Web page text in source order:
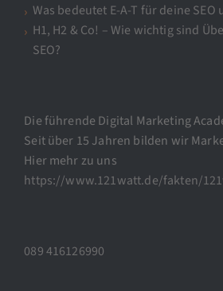
Was bedeutet E-A-T für deine SEO
H1, H2 & Co! – Wie wichtig sind
SEO?
Die führende Digital Marketing
Seit über 15 Jahren bilden wir
Hier mehr zu uns
https://www.121watt.de/fakten/
089 416126990